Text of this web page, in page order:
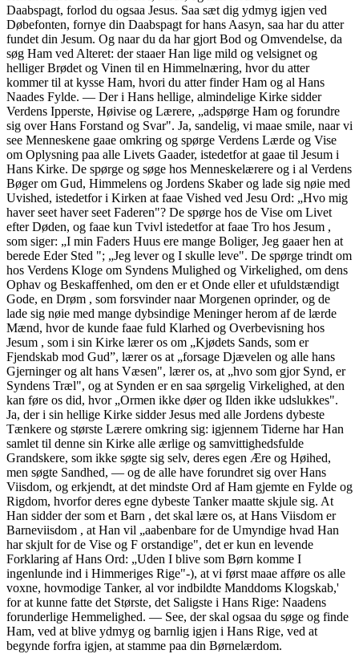
Daabspagt, forlod du ogsaa Jesus. Saa sæt dig ydmyg igjen ved
Døbefonten, fornye din Daabspagt for hans Aasyn, saa har du atter
fundet din Jesum. Og naar du da har gjort Bod og Omvendelse, da
søg Ham ved Alteret: der staaer Han lige mild og velsignet og
helliger Brødet og Vinen til en Himmelnæring, hvor du atter
kommer til at kysse Ham, hvori du atter finder Ham og al Hans
Naades Fylde. — Der i Hans hellige, almindelige Kirke sidder
Verdens Ipperste, Høivise og Lærere, „adspørge Ham og forundre
sig over Hans Forstand og Svar". Ja, sandelig, vi maae smile, naar vi
see Menneskene gaae omkring og spørge Verdens Lærde og Vise
om Oplysning paa alle Livets Gaader, istedetfor at gaae til Jesum i
Hans Kirke. De spørge og søge hos Menneskelærere og i al Verdens
Bøger om Gud, Himmelens og Jordens Skaber og lade sig nøie med
Uvished, istedetfor i Kirken at faae Vished ved Jesu Ord: „Hvo mig
haver seet haver seet Faderen"? De spørge hos de Vise om Livet
efter Døden, og faae kun Tvivl istedetfor at faae Tro hos Jesum ,
som siger: „I min Faders Huus ere mange Boliger, Jeg gaaer hen at
berede Eder Sted "; „Jeg lever og I skulle leve". De spørge trindt om
hos Verdens Kloge om Syndens Mulighed og Virkelighed, om dens
Ophav og Beskaffenhed, om den er et Onde eller et ufuldstændigt
Gode, en Drøm , som forsvinder naar Morgenen oprinder, og de
lade sig nøie med mange dybsindige Meninger herom af de lærde
Mænd, hvor de kunde faae fuld Klarhed og Overbevisning hos
Jesum , som i sin Kirke lærer os om „Kjødets Sands, som er
Fjendskab mod Gud”, lærer os at „forsage Djævelen og alle hans
Gjerninger og alt hans Væsen", lærer os, at „hvo som gjor Synd, er
Syndens Træl", og at Synden er en saa sørgelig Virkelighed, at den
kan føre os did, hvor „Ormen ikke døer og Ilden ikke udslukkes".
Ja, der i sin hellige Kirke sidder Jesus med alle Jordens dybeste
Tænkere og største Lærere omkring sig: igjennem Tiderne har Han
samlet til denne sin Kirke alle ærlige og samvittighedsfulde
Grandskere, som ikke søgte sig selv, deres egen Ære og Høihed,
men søgte Sandhed, — og de alle have forundret sig over Hans
Viisdom, og erkjendt, at det mindste Ord af Ham gjemte en Fylde og
Rigdom, hvorfor deres egne dybeste Tanker maatte skjule sig. At
Han sidder der som et Barn , det skal lære os, at Hans Viisdom er
Barneviisdom , at Han vil „aabenbare for de Umyndige hvad Han
har skjult for de Vise og F orstandige", det er kun en levende
Forklaring af Hans Ord: „Uden I blive som Børn komme I
ingenlunde ind i Himmeriges Rige"-), at vi først maae afføre os alle
voxne, hovmodige Tanker, al vor indbildte Manddoms Klogskab,'
for at kunne fatte det Største, det Saligste i Hans Rige: Naadens
forunderlige Hemmelighed. — See, der skal ogsaa du søge og finde
Ham, ved at blive ydmyg og barnlig igjen i Hans Rige, ved at
begynde forfra igjen, at stamme paa din Børnelærdom.